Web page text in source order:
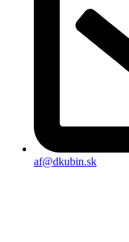
af@dkubin.sk